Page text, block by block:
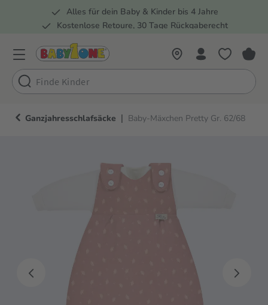
Zur Hauptnavigation springen
Alles für dein Baby & Kinder bis 4 Jahre
Kostenlose Retoure, 30 Tage Rückgaberecht
Ganzjahresschlafsäcke | Baby-Mäxchen Pretty Gr. 62/68